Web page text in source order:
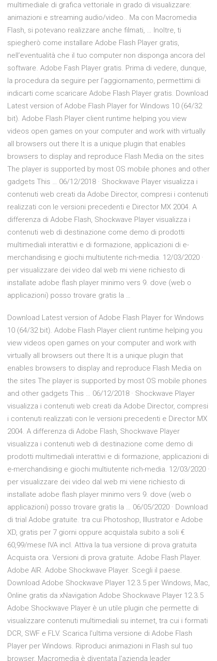
multimediale di grafica vettoriale in grado di visualizzare:
animazioni e streaming audio/video.. Ma con Macromedia
Flash, si potevano realizzare anche filmati, … Inoltre, ti
spiegherò come installare Adobe Flash Player gratis,
nell’eventualità che il tuo computer non disponga ancora del
software. Adobe Fash Player gratis. Prima di vedere, dunque,
la procedura da seguire per l’aggiornamento, permettimi di
indicarti come scaricare Adobe Flash Player gratis. Download
Latest version of Adobe Flash Player for Windows 10 (64/32
bit). Adobe Flash Player client runtime helping you view
videos open games on your computer and work with virtually
all browsers out there It is a unique plugin that enables
browsers to display and reproduce Flash Media on the sites
The player is supported by most OS mobile phones and other
gadgets This … 06/12/2018 · Shockwave Player visualizza i
contenuti web creati da Adobe Director, compresi i contenuti
realizzati con le versioni precedenti e Director MX 2004. A
differenza di Adobe Flash, Shockwave Player visualizza i
contenuti web di destinazione come demo di prodotti
multimediali interattivi e di formazione, applicazioni di e-
merchandising e giochi multiutente rich-media. 12/03/2020 ·
per visualizzare dei video dal web mi viene richiesto di
installate adobe flash player minimo vers 9. dove (web o
applicazioni) posso trovare gratis la …
Download Latest version of Adobe Flash Player for Windows
10 (64/32 bit). Adobe Flash Player client runtime helping you
view videos open games on your computer and work with
virtually all browsers out there It is a unique plugin that
enables browsers to display and reproduce Flash Media on
the sites The player is supported by most OS mobile phones
and other gadgets This … 06/12/2018 · Shockwave Player
visualizza i contenuti web creati da Adobe Director, compresi
i contenuti realizzati con le versioni precedenti e Director MX
2004. A differenza di Adobe Flash, Shockwave Player
visualizza i contenuti web di destinazione come demo di
prodotti multimediali interattivi e di formazione, applicazioni di
e-merchandising e giochi multiutente rich-media. 12/03/2020 ·
per visualizzare dei video dal web mi viene richiesto di
installate adobe flash player minimo vers 9. dove (web o
applicazioni) posso trovare gratis la … 06/05/2020 · Download
di trial Adobe gratuite. tra cui Photoshop, Illustrator e Adobe
XD, gratis per 7 giorni oppure acquistala subito a soli €
60,99/mese IVA incl. Attiva la tua versione di prova gratuita
Acquista ora. Versioni di prova gratuite. Adobe Flash Player.
Adobe AIR. Adobe Shockwave Player. Scegli il paese.
Download Adobe Shockwave Player 12.3.5 per Windows, Mac,
Online gratis da xNavigation Adobe Shockwave Player 12.3.5
Adobe Shockwave Player è un utile plugin che permette di
visualizzare contenuti multimediali su internet, tra cui i formati
DCR, SWF e FLV. Scarica l'ultima versione di Adobe Flash
Player per Windows. Riproduci animazioni in Flash sul tuo
browser. Macromedia è diventata l'azienda leader